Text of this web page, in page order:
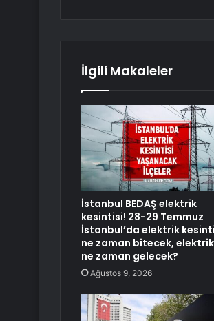
İlgili Makaleler
İstanbul BEDAŞ elektrik
kesintisi! 28-29 Temmuz
İstanbul’da elektrik
ne zaman bitecek,
ne zaman gelecek?
Ağustos 9, 2026